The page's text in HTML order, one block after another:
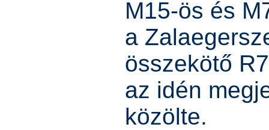
M15-ös és
a
összekötő
az idén
közölte.